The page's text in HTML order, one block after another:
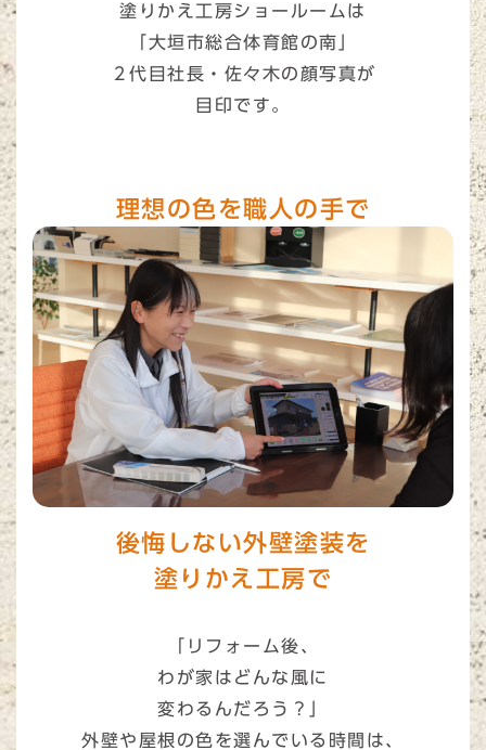
塗りかえ工房ショールームは
「大垣市総合体育館の南」
２代目社長・佐々木の顔写真が
目印です。
理想の色を職人の手で
後悔しない外壁塗装を
塗りかえ工房で
「リフォーム後、
わが家はどんな風に
変わるんだろう？」
外壁や屋根の色を選んでいる時間は、